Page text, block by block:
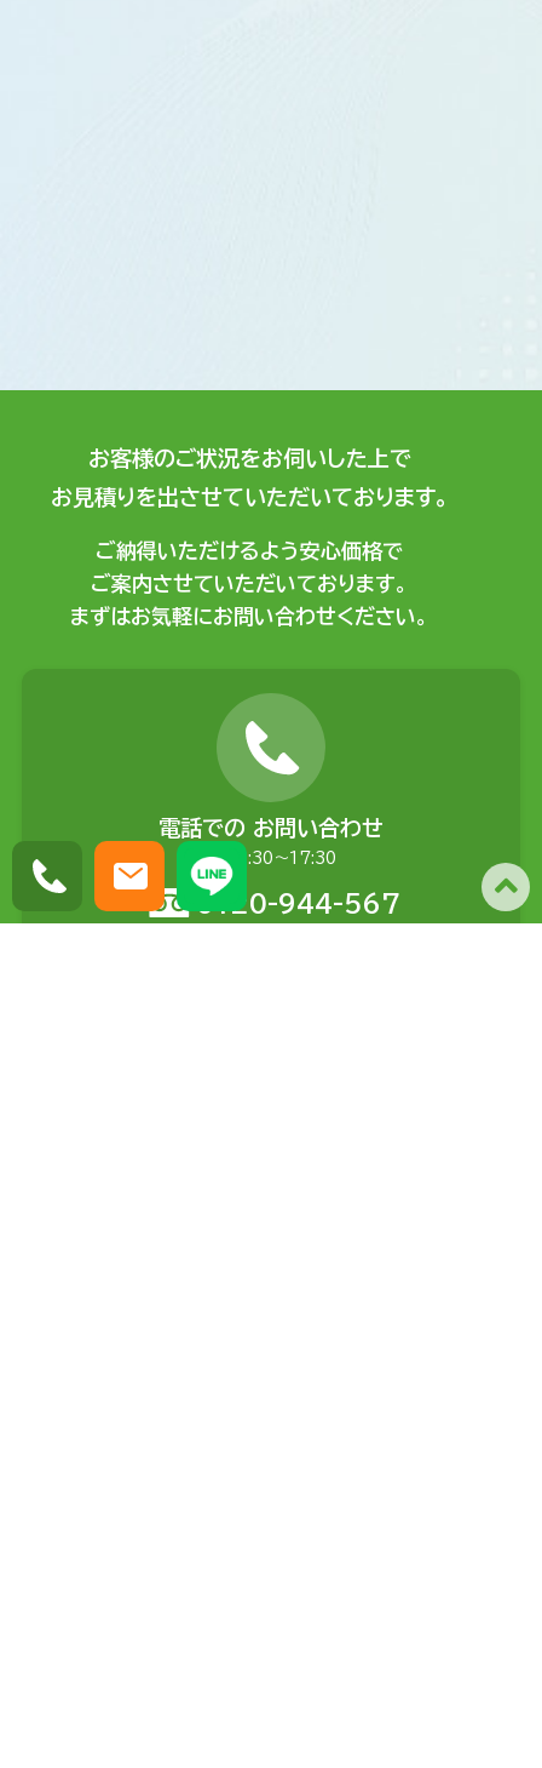
お客様のご状況をお伺いした上で
お見積りを出させていただいております。
ご納得いただけるよう安心価格で
ご案内させていただいております。
まずはお気軽にお問い合わせください。
電話での お問い合わせ
平日9:30〜17:30
0120-944-567